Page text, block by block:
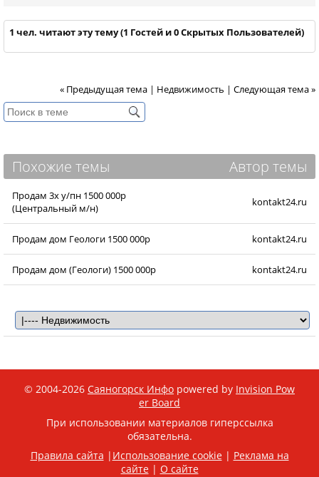
1 чел. читают эту тему (1 Гостей и 0 Скрытых Пользователей)
« Предыдущая тема | Недвижимость | Следующая тема »
Похожие темы Автор темы
Продам 3х у/пн 1500 000р
(Центральный м/н)
kontakt24.ru
Продам дом Геологи 1500 000р kontakt24.ru
Продам дом (Геологи) 1500 000р kontakt24.ru
© 2004-2026 Саяногорск Инфо powered by Invision Pow
er Board
При использовании материалов гиперссылка
обязательна.
Правила сайта | Использование cookie| Реклама на
сайте| О сайте